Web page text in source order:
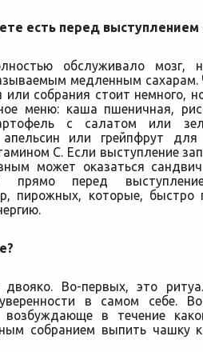
есть перед выступлением
обслуживало мозг,
медленным сахарам.
собрания стоит немного,
меню: каша пшеничная,
с салатом или
или грейпфрут для
С. Если выступление
может оказаться
прямо перед
пирожных, которые, быстро
Во-первых, это
в самом себе.
возбуждающе в течение
собранием выпить чашку